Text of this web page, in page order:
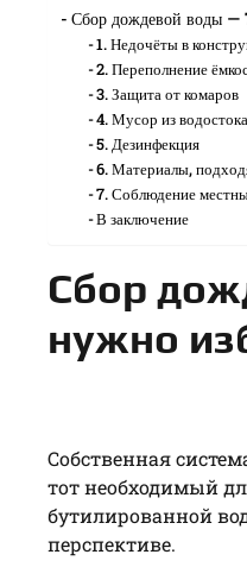
Сбор дождевой воды —
1. Недочёты в
2. Переполнение
3. Защита от комаров
4. Мусор из водостока
5. Дезинфекция
6. Материалы,
7. Соблюдение
В заключение
Сбор
нужно
Собственная
тот необходимый
бутилированной
перспективе.